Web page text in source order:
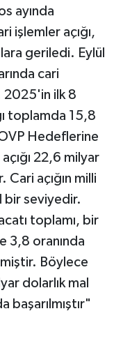
ayında
işlemler açığı,
geriledi. Eylül
cari
2025'in ilk 8
toplamda 15,8
Hedeflerine
22,6 milyar
açığın milli
bir seviyedir.
toplamı, bir
3,8 oranında
Böylece
dolarlık mal
başarılmıştır"